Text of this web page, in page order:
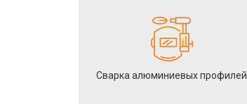
Сварка алюминиевых профилей